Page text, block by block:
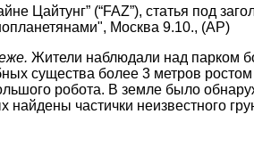
Цайтунг” (“FAZ”), статья под
Москва 9.10., (АР)
Жители наблюдали над парком
существа более 3 метров
робота. В земле было
найдены частички неизвестного